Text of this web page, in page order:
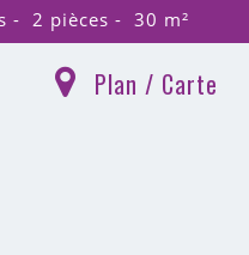
2 pièces 30 m²
Plan / Carte